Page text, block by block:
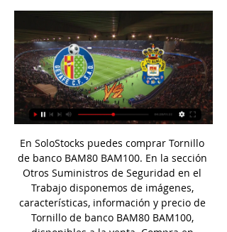
En SoloStocks puedes comprar Tornillo de banco BAM80 BAM100. En la sección Otros Suministros de Seguridad en el Trabajo disponemos de imágenes, características, información y precio de Tornillo de banco BAM80 BAM100, disponibles a la venta. Compra en SoloStocks Tornillo de banco BAM80 BAM100 al precio más barato.

Distancia entre Guatemala y Puerto Rico km en avión (línea recta). Mapa de rutas y duración - Cálculo cuántos kilómetros, horas de vuelo y horas de viaje desde Guatemala a Puerto Rico

casa zona norte en San Isidro (4km) en San Fernando (5km) en Olivos (7km) en Tigre (8km) en Vicente López (10km) en Nuñez, Capital Federal y Gran Buenos Aires (11km) en Coghlan, Capital Federal y Gran Buenos Aires (12km) en Belgrano, Capital Federal y Gran Buenos Aires (15km) en Los Polvorines, Capital Federal y Gran Buenos Aires

La Municipalidad de Recoleta anunció este miércoles que abrirá su propia disquera popular, con el fin de seguir acercando la cultura a sus vecinos. La iniciativa se llamará "RecoMúsica" y ofrecerá a "un precio justo" música en distintos formatos como es el CD, DVD y vinilo, pero también

Royal Pari avanzó a octavos y hace historia en la Copa. Sobre el final (90+5'), Chávez sacó un cañonazo para colocar el definitivo 3-2 y la clasificación para el inmobiliario, pese a la derrota ante Macará. Royal hace historia y se medirá con Equidad de Colombia.

Deportivo Santaní vs. River Plate, un choque entre rivales directos. Deportivo Santaní vs. River Plate, un choque entre rivales directos. El Albinegro norteño recibe al Kelito en juego entre equipos que quieren sumar la mayor cantidad de puntos para elevar el promedio.

Getafe Club de Fútbol SAD - Unión Deportiva Las Palmas hace 1 hora — Getafe. Getafe. -. Las Palmas. Las Palmas. 01:00 h. Getafe GTF. Las Palmas LPA. En directoAlineación y estadísticas. El evento aún no ha ...

Atlético Bucaramanga acumula cuatro victorias seguidas ante Alianza Petrolera en Primera A; solo perdió uno de sus 11 enfrentamientos ante los Petroleros en los …

LT22 Radio La Colifata es una emisora radial de frecuencia modulada argentina, que transmite en la frecuencia de 100.3 MHz en Buenos Aires. Debe su nombre al lunfardo «colifato», «loco querible» y posee la peculiaridad de ser la primera en el mundo conducida por pacientes de un psiquiátrico.

El columpio infantil “MaxiTorre Ebro” está fabricado en polietileno de alta densidad con protección UV. Componentes metálicos termolacados o galvanizados. Tornillería cincada con tuercas autofrenantes. Componentes de plástico / nylon inyectado de alta resistencia con protección UV.

Hoteles en Valencia cerca de La Zaidía. Busca, compara y encuentra tu hotel ideal a través de más de 250 webs de reserva. Hoteles cerca de La Zaidía? - trivago!

[[partido<]((((] Ver Getafe CF vs UD Las Palmas en directo H hace 8 horas — [partido<]((((] Ver Getafe CF vs UD Las Palmas en directo Hoy Getafe CF UD Las Palmas en directo Página web 02/03/2024 hace 3 días — El ...

Compra antivirus para Windows, Mac, y Android. Protege tus equipos contra virus y malware. Los mejores precios en Perú con todos los medios de pago.

Descubre las últimas cuotas para el AC Bellinzona - FC Etoile Carouge de Fútbol con SmartBets. Regístrate y personaliza tu cuenta para sacarle el máximo partido.

Santa Tecla F.C., Santa Tecla. 17 mil Me gusta. La institución surgió el año 2007 de una iniciativa conjunta del alcalde de la ciudad de Santa Tecla,...

Asunción, 25 ago (EFE).- Olimpia recuperó este domingo la primera posición del torneo Clausura del fútbol paraguayo gracias a su victoria por 4-0 ante el Deportivo Santaní, que le permitió adelantar a Libertad, que cayó derrotado por 1-0 ante General Díaz en la séptima jornada de la competición, que culminará el lunes.

Hoy Getafe CF UD Las Palmas en directo Página web hace 14 horas — UD Las Palmas: streaming en directo y en TV hoy. Getafe CF vs. UD Las Palmas es un evento de Fútbol próximo que se celebrará el 02 mar a las

Apuesta en todos los partidos de Basquetbol. LNBP Apuesta en vivo en el juego Libertadores de Queretaro vs Santos de San Luis en Caliente.MX

De ahí en más, los locales buscaron enfriar el partido y se aplicaron aún más en la faceta defensiva. Con todo, la polémica se instaló en los últimos quince minutos del partido, luego de una clarísima mano no cobrada en el área de Lampa, a vista y paciencia del guardalíneas que corría por …

Visita ESPN para ver resultados en todos los torneos de Atlético Vigía, además de. La Juventus estuvo cerca de abrir el marcador pero se la sacaron en la línea ¡las dos veces! Hoy. Fue una breve pero intensa etapa que vivió El Pelusa antes del castigo que sufriría en el Mundial de 1994 en Estados …

El entrenador del Albacete Balompié, Luis Miguel Ramis, ha valorado la victoria de su equipo ante el Málaga en la rueda de prensa posterior al partido. “Puede que haya sido nuestro mejor partido, hasta ahora, en casa.

La temporada 2015-16 (conocida como Copa 75 años de Empresas Polar) de la Liga Profesional de Baloncesto de Venezuela (LPB) es la 43ª temporada de la liga venezolana de baloncesto.

Cuenta una leyenda del Estado de Guerrero, que en algún pueblo perdido en la montaña donde los hombres campesinos tienen la fiel costumbre de que después de todo un largo día de faena es necesario refrescarse la garganta en alguna cantina con …

Servicio en Línea Nos Interesa tu Opinion Buzón de Quejas Contacto. Verificación de Actas. 1. Seleccione el tipo de acta que desea verificar. Actas de. esquina con Prolongación Urdiñola, Col. Lourdes C.P. 25090, Saltillo, Coahuila.

UD Las Palmas vs Getafe CF - LALIGA EA SPORTS J15 Toda la información sobre el partido UD Las Palmas vs Getafe CF - LALIGA EA SPORTS J15 Estadio Gran Canaria 1 dic 2023.

La Selección Colombia quedó eliminada en los cuartos de final de la Copa América, tras caer en la tanda desde el punto penal por 5-4. Durante los 90 minutos el encuentro terminó 0-0 gracias a la intervención del VAR en dos ocasiones.

Asunción.-La Gerencia del club Olimpia informó este lunes que las entradas para el clásico, Olimpia vs. Cerro del sábado 8 a las 16:00, del sector sur del estadio …

FOROtv a través de Televisa News y Noticieros Televisa te informa EN VIVO las últimas noticias y minuto a minuto sobre temas de actualidad de México y el mundo. Programas completos y videos.

En el torneo de Sogipa (Major 1000) participaron equipos de CCAA Rosario, SAG Villa Ballester y ADA Punta Chica. En la categoría masculina resultaron CCAA Rosario, ADA Punta Chica y SAG Villa Ballester en el 5º, 13º y 16º puesto.

Getafe-Las Palmas en vivo y en directo Últimas noticias, vid hace 14 horas — Accede al UD Las Palmas - Getafe en directo en 01/12/2023. Newcastle hoy en directo entre Las Palmas vs Getafe de LaLiga EA Sports.

Básquetbol > BÁSQUETBOL ¿Qué le queda a Cordón y a sus escoltas para definir El Metro? El elenco albiceleste venció el viernes a Peñarol 78 a 67 y a tres fechas del final quedó con la primera opción de ascenso; el aurinegro fue igualado por Larre Borges y Miramar

U18 FIBA Americas Championship, Playoffs en directo - Resultados de los partidos en vivo (Baloncesto Internacional) Puedes seguir la evolución la evolución de los marcadores U18 FIBA Americas Championship, Playoffs (Internacional) y recibir alertas en tiempo real sobre las principales acciones.

Rivales de Lanús. Esta sección analiza rivales destacados de Lanús en torneos locales de la Primera División del Fútbol Argentino con al menos 50 partidos jugados (10 para Amateurismo). Haciendo click en cada medición se accede al reporte completo.

Guaiqueríes de Margarita se convirtió en el segundo equipo clasificado al Final Four de la Copa LPB, al barrer en su feudo a Toros de Aragua 82-69...

Hoy Getafe CF UD Las Palmas en directo Directo Getafe contra hace 10 horas — Hoy Getafe CF UD Las Palmas en directo Directo Getafe contra Las Palmas hoy 2 marzo 2024 Partido 7. Real Sociedad. 40 ; 8. UD Las Palmas.

Hola: Compartimos una interesante infografía sobre "Aprendizaje Colaborativo en Línea - Cómo Abordarlo con Éxito". Un gran saludo. Visto en: shiftelearning.com También debería revisar: Aprendizaje Colaborativo – 25 Herramientas TIC para el Aula 8 Modalidades de Educación Asistidas por TIC Aprendizaje Colaborativo – 5 Aspectos Clave.

Con éxito culminó el periplo de las tenistas del Club Internacional Arequipa, Dana Guzmán y Romina Ccuno, en el XX Torneo Internacional de Tenis Junior UC, Chile – Grado 2 COSAT Sub-14 y Sub-16 que se jugó en la Universidad Católica de Chile.

Club Atlético Huracán FC - Argentina Club Huracan. Primera,. CLUB ATLÉTICO BOCA JUNIORS...RACING CLUB DE AVELLANEDA...CLUB ATLÉTICO. Matias. Carteleria. Qué dicen otros usuarios CLUB GIMNASIA Y ESGRIMA DE. son grandes, y en alta definición, para un buen diseño Club Atlético Aldosivi Club Atl... : Imág simbolos de times Arsenal de.

Escuchar Rclasicos en vivo por internet. La estación de radio fue fundada en la ciudad de Hermosillo (Sonora) Mexico. La emisora funciona en géneros oldies, balada.

UD Las Palmas: marcadores en directo, resultados y partidos Getafe CF - UD Las Palmas, 10.03. UD Las Palmas - Athletic Club, 17.03. UD Las Palmas - UD Almería. Mostrar más. Arriba. CHAMPIONS LEAGUE 2024. ¡La eliminatoria ...

Dorados de Sinaloa Venados resultado partido en directo y ver en vivo online video Los vnculos a los momentos destacados del Dorados de Sinaloa vs

Obtén las estadísticas del partido Atletico Rafaela vs. Tigre 2019-20 Argentina Nacional B. Obtén las estadísticas del partido Atletico Rafaela vs. Tigre 2019-20 Argentina Nacional B. Ir a la navegación < > Menu ESPN. Resultados. Llegaste a la edición de Perú. Puedes quedarte en …

El brasileño rescindió su contrato con Atlético Mineiro, equipo con el que conquistó la Copa Libertadores y la Recopa Sudamericana, trofeos que se sumaron al historial ganador que contempla la UEFA Champions League y la Copa del Mundo. El jugador, en su paso por el conjunto